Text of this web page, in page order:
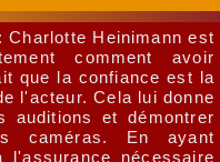
Charlotte Heinimann est
comment avoir
que la confiance est la
l'acteur. Cela lui donne
auditions et démontrer
caméras. En ayant
l'assurance nécessaire